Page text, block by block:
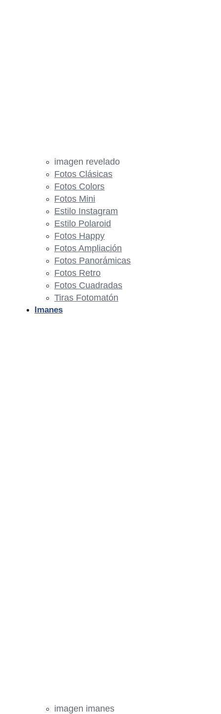
imagen revelado
Fotos Clásicas
Fotos Colors
Fotos Mini
Estilo Instagram
Estilo Polaroid
Fotos Happy
Fotos Ampliación
Fotos Panorámicas
Fotos Retro
Fotos Cuadradas
Tiras Fotomatón
Imanes
imagen imanes